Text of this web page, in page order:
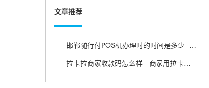
文章推荐
邯郸随行付POS机办理时的时间是多少 - 随行付邯郸市分公司电话
拉卡拉商家收款码怎么样 - 商家用拉卡拉收款